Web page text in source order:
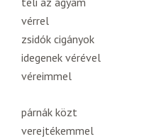
vérrel
zsidók cigányok
idegenek vérével
véreimmel
párnák közt
verejtékemmel